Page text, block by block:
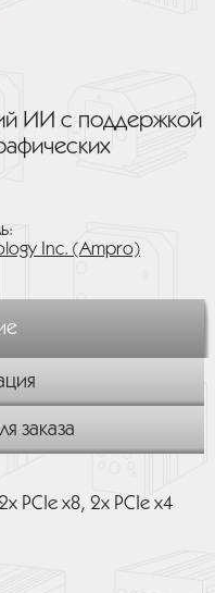
ИИ с поддержкой
Inc. (Ampro)
заказа
PCIe x8, 2x PCIe x4